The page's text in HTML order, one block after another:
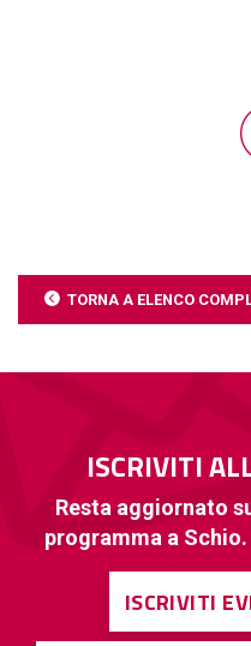
TORNA A ELENCO
ISCRIVITI
Resta aggiornato
programma a
ISCRIVITI